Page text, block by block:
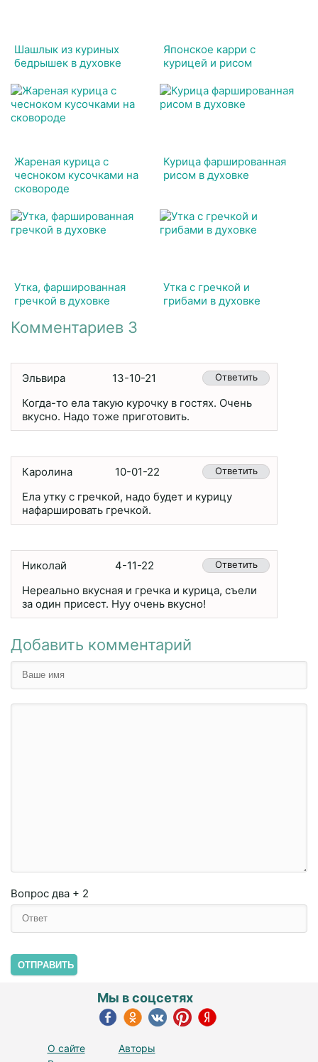
Шашлык из куриных
бедрышек в духовке
Японское карри с
курицей и рисом
Жареная курица с
чесноком кусочками на
сковороде
Курица фаршированная
рисом в духовке
Утка, фаршированная
гречкой в духовке
Утка с гречкой и
грибами в духовке
Комментариев 3
Эльвира 13-10-21 Ответить
Когда-то ела такую курочку в гостях. Очень
вкусно. Надо тоже приготовить.
Каролина 10-01-22 Ответить
Ела утку с гречкой, надо будет и курицу
нафаршировать гречкой.
Николай 4-11-22 Ответить
Нереально вкусная и гречка и курица, съели
за один присест. Нуу очень вкусно!
Добавить комментарий
Вопрос два + 2
ОТПРАВИТЬ
О сайте
Авторы
Мы в соцсетях